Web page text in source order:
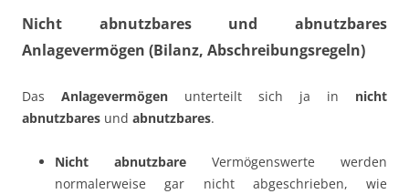
Nicht abnutzbares und abnutzbares
Anlagevermögen (Bilanz, Abschreibungsregeln)
Das Anlagevermögen unterteilt sich ja in nicht
abnutzbares und abnutzbares.
Nicht abnutzbare Vermögenswerte werden
normalerweise gar nicht abgeschrieben, wie